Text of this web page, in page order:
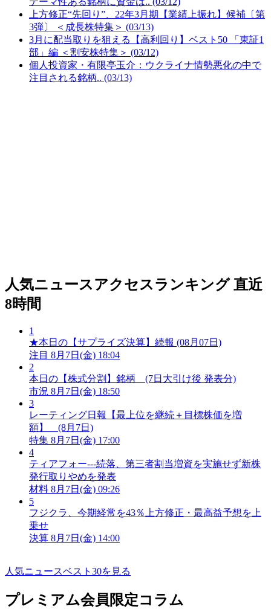
上方修正“先回り”、22年3月期【業績上振れ】候補〔第
3弾〕 ＜成長株特集＞ (03/13)
3月に配当取りを狙える【高利回り】ベスト50 「東証1
部」編 ＜割安株特集＞ (03/12)
個人投資家・有限亭玉介：ウクライナ情勢悪化の中で
注目される銘柄.. (03/13)
人気ニュースアクセスランキング 直近
8時間
1
★本日の【サプライズ決算】続報 (08月07日)
注目 8月7日(金) 18:04
2
本日の【株式分割】銘柄 (7日大引け後 発表分)
市況 8月7日(金) 18:50
3
レーティング日報【最上位を継続＋目標株価を増
額】 (8月7日)
特集 8月7日(金) 17:00
4
ティアフォー---続落、第三者割当増資を実施せず新株
発行取りやめを発表
材料 8月7日(金) 09:26
5
フジクラ、今期経常を43％上方修正・最高益予想を上
乗せ
決算 8月7日(金) 14:00
人気ニュースベスト30を見る
プレミアム会員限定コラム